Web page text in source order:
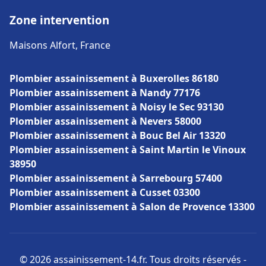
Zone intervention
Maisons Alfort, France
Plombier assainissement à Buxerolles 86180
Plombier assainissement à Nandy 77176
Plombier assainissement à Noisy le Sec 93130
Plombier assainissement à Nevers 58000
Plombier assainissement à Bouc Bel Air 13320
Plombier assainissement à Saint Martin le Vinoux
38950
Plombier assainissement à Sarrebourg 57400
Plombier assainissement à Cusset 03300
Plombier assainissement à Salon de Provence 13300
© 2026 assainissement-14.fr. Tous droits réservés -